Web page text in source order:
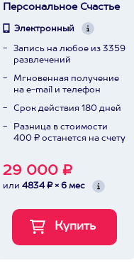
Персональное Счастье
Электронный
Запись на любое из 3359
развлечений
Мгновенная получение
на e-mail и телефон
Срок действия 180 дней
Разница в стоимости
400 ₽ останется на счету
29 000 ₽
или 4834 ₽ × 6 мес